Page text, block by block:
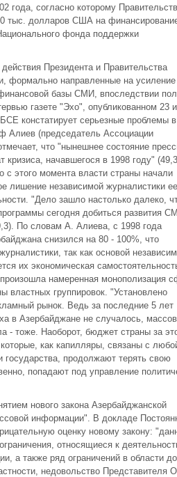
года, согласно которому
тыс. долларов США на
фонда поддержки
Президента и Правительства
формально направленные на усиление
базы СМИ, впоследствии
газете "Эхо", опубликованном 23
констатирует серьезные проблемы в
Алиев (председатель Ассоциации
что "нынешнее состояние
кризиса, начавшегося в 1998 году"
с этого момента власти страны начали
лишение независимой журналистики ее
"Дело зашло настолько далеко,
сегодня добиться развития
По словам А. Алиева, с 1998 года
снизился на 80 - 100%, что
так как основой
их экономическая
намеренная монополизация
властных группировок. "Установлено
рынок. Ведь за последние 5 лет
в Азербайджане не случалось,
- тоже. Наоборот, бюджет страны за
как капилляры, связаны с
государства, продолжают терять свою
попадают под управление
нового закона Азербайджанской
информации". В докладе
оценку новому закону:
относящиеся к
а также ряд ограничений в области
недовольство Представителя